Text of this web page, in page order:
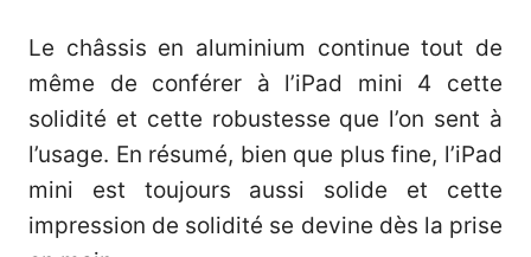
Le châssis en aluminium continue tout de
même de conférer à l’iPad mini 4 cette
solidité et cette robustesse que l’on sent à
l’usage. En résumé, bien que plus fine, l’iPad
mini est toujours aussi solide et cette
impression de solidité se devine dès la prise